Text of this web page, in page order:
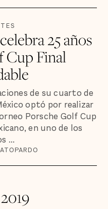
25 años
Cup Final
de su cuarto de
optó por realizar
Porsche Golf Cup
en uno de los
...